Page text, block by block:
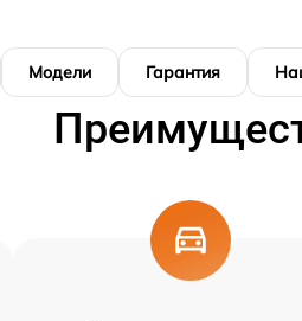
Модели Гарантия